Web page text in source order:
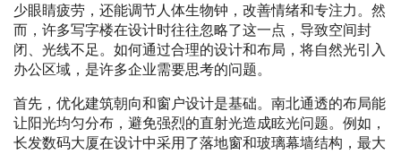
少眼睛疲劳，还能调节人体生物钟，改善情绪和专注力。然
而，许多写字楼在设计时往往忽略了这一点，导致空间封
闭、光线不足。如何通过合理的设计和布局，将自然光引入
办公区域，是许多企业需要思考的问题。
首先，优化建筑朝向和窗户设计是基础。南北通透的布局能
让阳光均匀分布，避免强烈的直射光造成眩光问题。例如，
长发数码大厦在设计中采用了落地窗和玻璃幕墙结构，最大